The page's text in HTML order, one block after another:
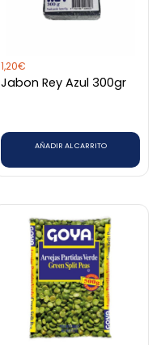
1,20€
Jabon Rey Azul 300gr
AÑADIR AL CARRITO